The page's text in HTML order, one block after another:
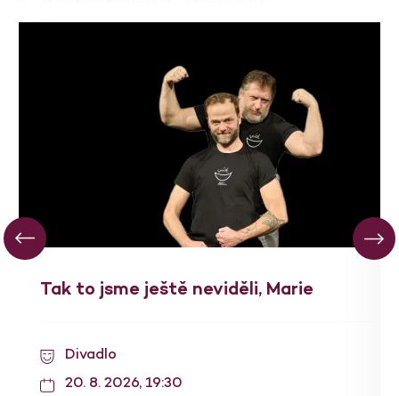
Tak to jsme ještě neviděli, Marie
Divadlo
20. 8. 2026, 19:30